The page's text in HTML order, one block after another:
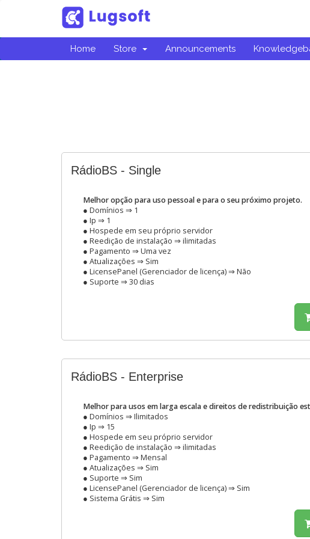
Home Store Announcements
RádioBS - Single
Melhor opção para uso pessoal e para o seu próximo projeto.
● Domínios ⇒ 1
● Ip ⇒ 1
● Hospede em seu próprio servidor
● Reedição de instalação ⇒ ilimitadas
● Pagamento ⇒ Uma vez
● Atualizações ⇒ Sim
● LicensePanel (Gerenciador de licença) ⇒ Não
● Suporte ⇒ 30 dias
RádioBS - Enterprise
Melhor para usos em larga escala e direitos de redistribuição
● Domínios ⇒ Ilimitados
● Ip ⇒ 15
● Hospede em seu próprio servidor
● Reedição de instalação ⇒ ilimitadas
● Pagamento ⇒ Mensal
● Atualizações ⇒ Sim
● Suporte ⇒ Sim
● LicensePanel (Gerenciador de licença) ⇒ Sim
● Sistema Grátis ⇒ Sim